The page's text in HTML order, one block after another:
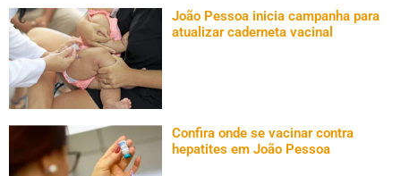
João Pessoa inicia campanha para
atualizar caderneta vacinal
Confira onde se vacinar contra
hepatites em João Pessoa